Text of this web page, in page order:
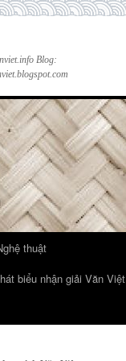
Blog:
thuật
biểu nhận giải Văn Việt